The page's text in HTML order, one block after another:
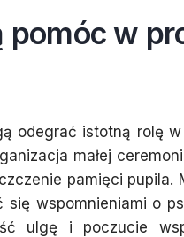
pomóc w
odegrać istotną rolę
małej
pamięci pupila.
się wspomnieniami o
ulgę i poczucie